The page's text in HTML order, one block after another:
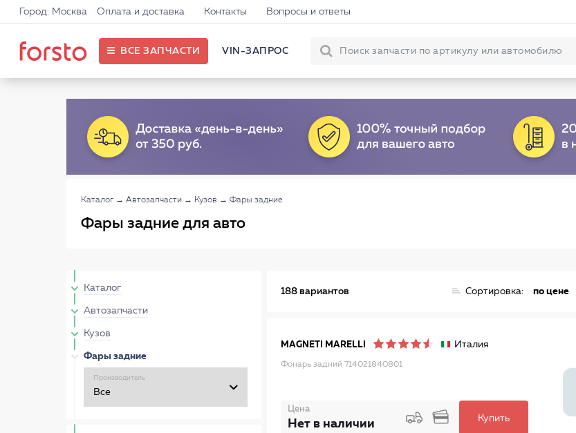
Город: Москва Оплата и доставка Контакты Вопросы и ответы
ВСЕ ЗАПЧАСТИ VIN-ЗАПРОС
Каталог → Автозапчасти → Кузов → Фары задние
Фары задние для авто
Каталог
Автозапчасти
Кузов
Фары задние
Производитель
188 вариантов Сортировка: по цене
MAGNETI MARELLI Италия
Фонарь задний 714021840801
Цена
Нет в наличии Купить